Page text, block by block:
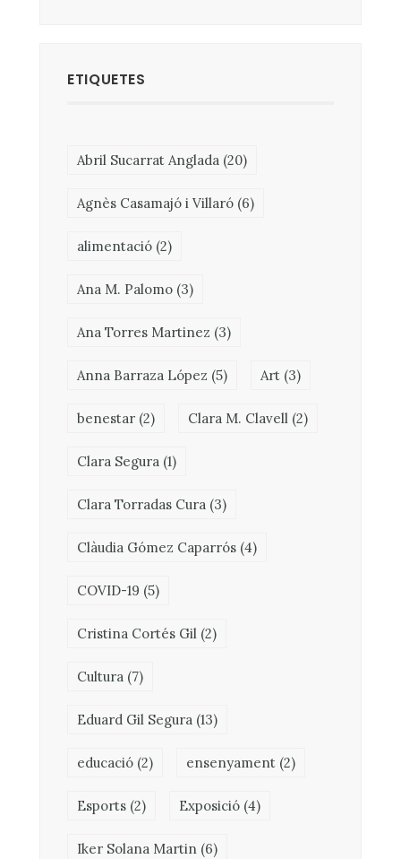
ETIQUETES
Abril Sucarrat Anglada (20)
Agnès Casamajó i Villaró (6)
alimentació (2)
Ana M. Palomo (3)
Ana Torres Martinez (3)
Anna Barraza López (5) Art (3)
benestar (2) Clara M. Clavell (2)
Clara Segura (1)
Clara Torradas Cura (3)
Clàudia Gómez Caparrós (4)
COVID-19 (5)
Cristina Cortés Gil (2)
Cultura (7)
Eduard Gil Segura (13)
educació (2) ensenyament (2)
Esports (2) Exposició (4)
Iker Solana Martin (6)